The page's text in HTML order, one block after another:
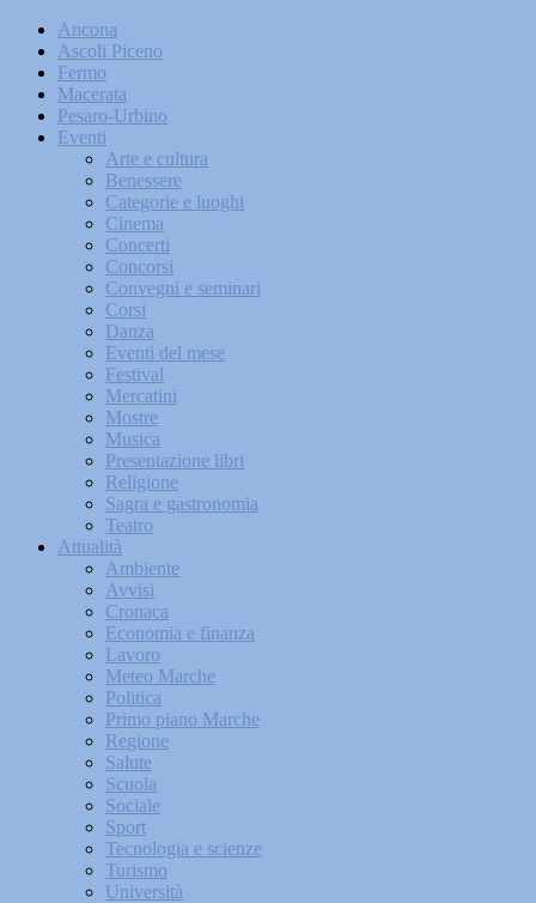
Ancona
Ascoli Piceno
Fermo
Macerata
Pesaro-Urbino
Eventi
Arte e cultura
Benessere
Categorie e luoghi
Cinema
Concerti
Concorsi
Convegni e seminari
Corsi
Danza
Eventi del mese
Festival
Mercatini
Mostre
Musica
Presentazione libri
Religione
Sagra e gastronomia
Teatro
Attualità
Ambiente
Avvisi
Cronaca
Economia e finanza
Lavoro
Meteo Marche
Politica
Primo piano Marche
Regione
Salute
Scuola
Sociale
Sport
Tecnologia e scienze
Turismo
Università